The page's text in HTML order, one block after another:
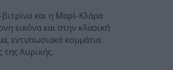
και η Μαρί-Κλάρα
εικόνα και στην κλασική
εντυπωσιακά κομμάτια
της Λυρικής.